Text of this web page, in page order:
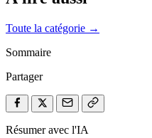
Toute la catégorie →
Sommaire
Partager
Résumer avec l'IA